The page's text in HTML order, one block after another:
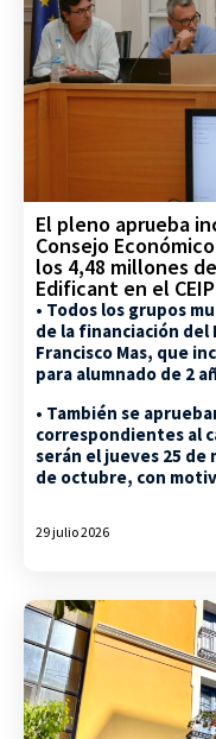
El pleno aprueba
Consejo
los 4,48 millones
Edificant en el
• Todos los grupos
de la financiación del
Francisco Mas, que
para alumnado de 2
• También se
correspondientes al
serán el jueves 25 de
de octubre, con
29 julio 2026